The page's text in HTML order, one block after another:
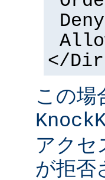
</
この場
アクセ
が拒否